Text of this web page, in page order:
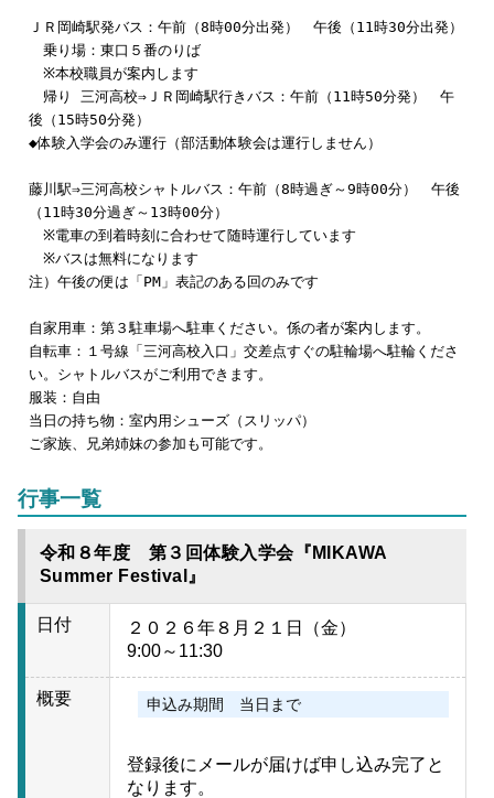
ＪＲ岡崎駅発バス：午前（8時00分出発） 午後 （11 時30分出発）
乗り場：東口５番のりば
※本校職員が案内します
帰り
三河高校⇒ ＪＲ岡崎駅行きバス：午前（ 11 時50分発） 午
後 （15時50分発）
◆体験入学会のみ運行（部活動体験会は運行しません）
藤川駅⇒三河高校シャトルバス：午前（8時過ぎ～9時00分） 午後
（11 時30分過ぎ～13時00分）
※電車の到着時刻に合わせて随時運行しています
※バスは無料になります
注）午後の便は「PM」表記のある回のみです
自家用車：第３駐車場へ駐車ください。係の者が案内します。
自転車：１号線「三河高校入口」交差点すぐの駐輪場へ駐輪くださ
い。シャトルバスがご利用できます。
服装：自由
当日の持ち物：室内用シューズ（スリッパ）
ご家族、兄弟姉妹の参加も可能です。
行事一覧
令和８年度 第３回体験入学会『MIKAWA
Summer Festival』
日付
２０２６年８月２１日（金）
9:00～11:30
概要 申込み期間 当日まで
登録後にメールが届けば申し込み完了と
なります。